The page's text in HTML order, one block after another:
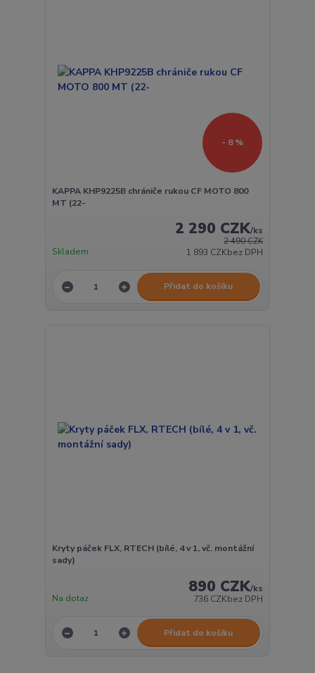
- 8 %
KAPPA KHP9225B chrániče rukou CF MOTO 800
MT (22-
2 490 CZK
2 290 CZK/ks
1 893 CZKbez DPH
Skladem
Přidat do košíku
Kryty páček FLX, RTECH (bílé, 4 v 1, vč. montážní
sady)
890 CZK/ks
736 CZKbez DPH
Na dotaz
Přidat do košíku